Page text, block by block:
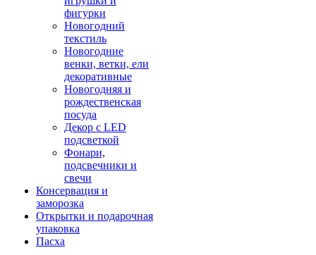
фигурки
Новогодний
текстиль
Новогодние
венки, ветки, ели
декоративные
Новогодняя и
рождественская
посуда
Декор с LED
подсветкой
Фонари,
подсвечники и
свечи
Консервация и
заморозка
Открытки и подарочная
упаковка
Пасха